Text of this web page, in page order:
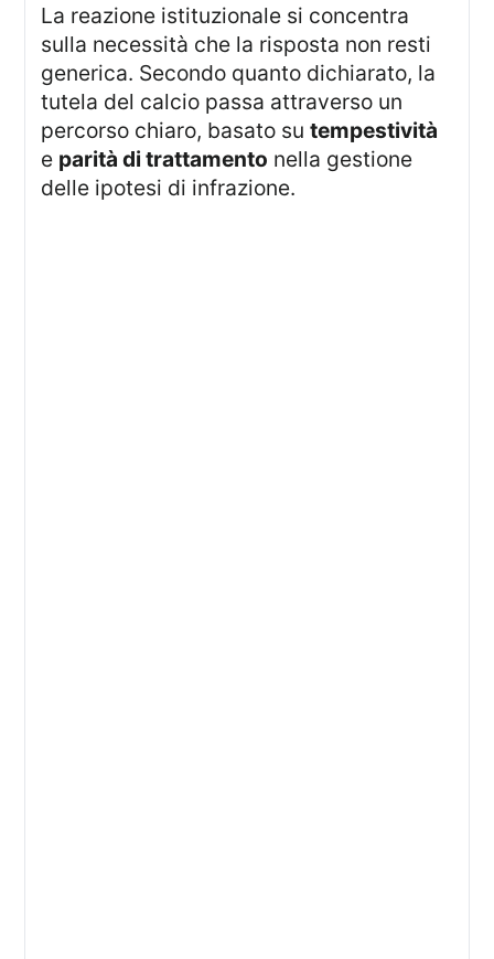
La reazione istituzionale si concentra
sulla necessità che la risposta non resti
generica. Secondo quanto dichiarato, la
tutela del calcio passa attraverso un
percorso chiaro, basato sutempestività
e parità di trattamento nella gestione
delle ipotesi di infrazione.